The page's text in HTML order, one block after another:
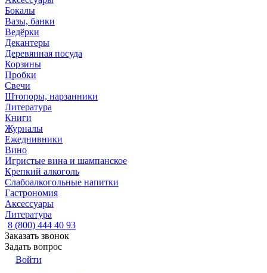
Бокалы
Вазы, банки
Ведёрки
Декантеры
Деревянная посуда
Корзины
Пробки
Свечи
Штопоры, нарзанники
Литература
Книги
Журналы
Ежеднивники
Вино
Игристые вина и шампанское
Крепкий алкоголь
Слабоалкогольные напитки
Гастрономия
Аксессуары
Литература
8 (800) 444 40 93
Заказать звонок
Задать вопрос
Войти